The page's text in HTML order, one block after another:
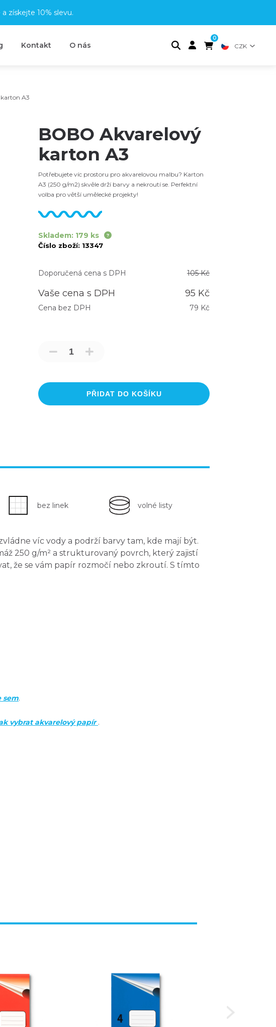
získejte 10% slevu.
Kontakt O nás
0
CZK
A3
BOBO Akvarelový
karton A3
Potřebujete víc prostoru pro akvarelovou malbu? Karton
A3 (250 g/m2) skvěle drží barvy a nekroutí se. Perfektní
volba pro větší umělecké projekty!
Skladem: 179 ks
Číslo zboží: 13347
Doporučená cena s DPH 105 Kč
Vaše cena s DPH 95 Kč
Cena bez DPH 79 Kč
PŘIDAT DO KOŠÍKU
bez linek volné listy
víc vody a podrží barvy tam, kde mají být.
250 g/m² a strukturovaný povrch, který zajistí
že se vám papír rozmočí nebo zkroutí. S tímto
sem.
vybrat akvarelový papír.